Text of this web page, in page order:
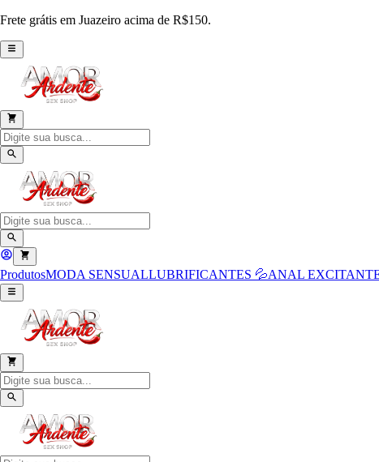
Frete grátis em Juazeiro acima de R$150.
ProdutosMODA SENSUALLUBRIFICANTES 💦ANAL